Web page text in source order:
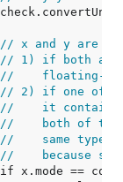
// x and y are
// 1) if both are
//    floating-
// 2) if one of
//    it contains
//    both of
//    same type
//    because